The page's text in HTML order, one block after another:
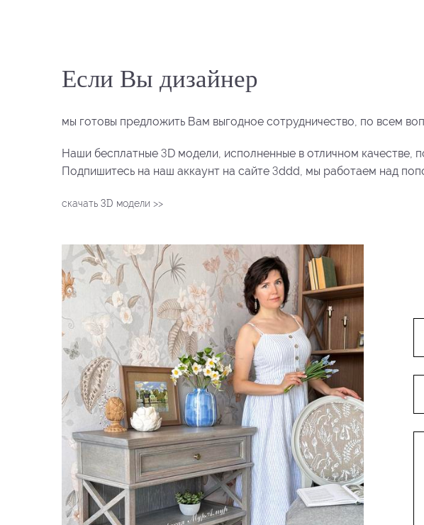
Если Вы дизайнер
мы готовы предложить Вам выгодное сотрудничество, по всем
Наши бесплатные3D модели, исполненные в отличном качестве,
Подпишитесь на наш аккаунт на сайте3ddd, мы работаем над
скачать3D модели >>